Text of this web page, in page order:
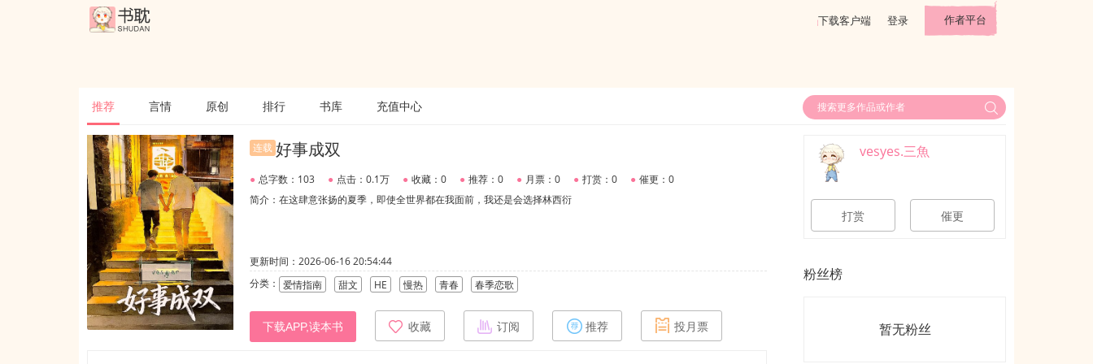
下载客户端 登录 作者平台
推荐 言情 原创 排行 书库 充值中心
连载 好事成双
● 总字数：103 ● 点击：0.1万 ● 收藏：0 ● 推荐：0 ● 月票：0 ● 打赏：0 ● 催更：0
简介：在这肆意张扬的夏季，即使全世界都在我面前，我还是会选择林西衍
更新时间：2026-06-16 20:54:44
分类： 爱情指南 甜文 HE 慢热 青春 春季恋歌
下载APP,读本书 收藏 订阅 推荐 投月票
vesyes.三魚
打赏 催更
粉丝榜
暂无粉丝